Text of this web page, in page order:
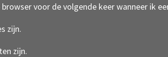
voor de volgende keer wanneer ik
zijn.
zijn.